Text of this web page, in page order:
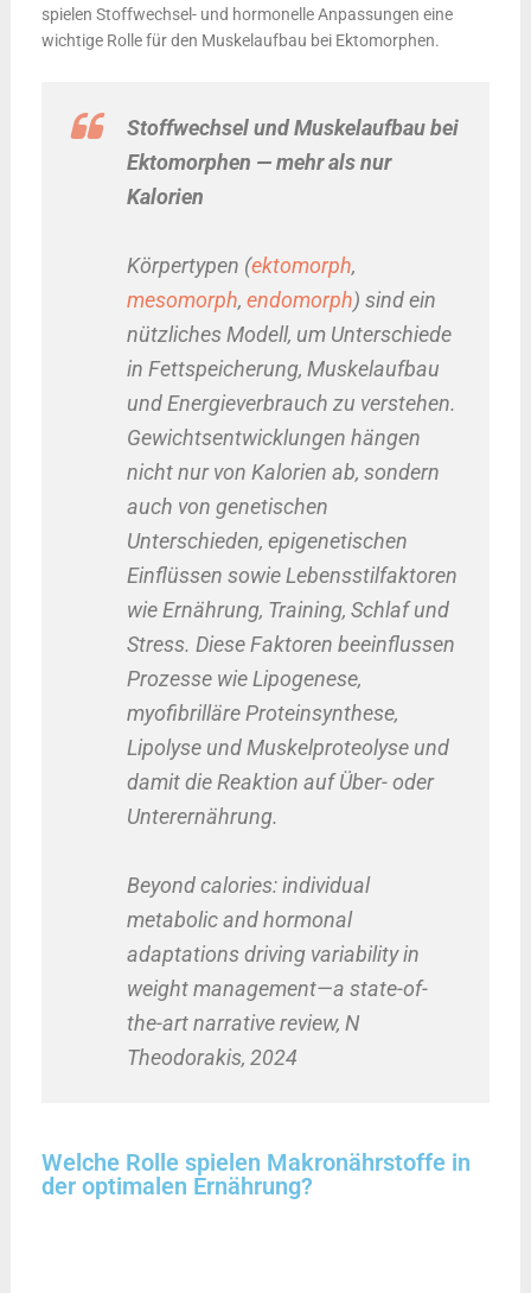
spielen Stoffwechsel- und hormonelle Anpassungen eine
wichtige Rolle für den Muskelaufbau bei Ektomorphen.
Stoffwechsel und Muskelaufbau bei
Ektomorphen — mehr als nur
Kalorien
Körpertypen (ektomorph,
mesomorph, endomorph) sind ein
nützliches Modell, um Unterschiede
in Fettspeicherung, Muskelaufbau
und Energieverbrauch zu verstehen.
Gewichtsentwicklungen hängen
nicht nur von Kalorien ab, sondern
auch von genetischen
Unterschieden, epigenetischen
Einflüssen sowie Lebensstilfaktoren
wie Ernährung, Training, Schlaf und
Stress. Diese Faktoren beeinflussen
Prozesse wie Lipogenese,
myofibrilläre Proteinsynthese,
Lipolyse und Muskelproteolyse und
damit die Reaktion auf Über- oder
Unterernährung.
Beyond calories: individual
metabolic and hormonal
adaptations driving variability in
weight management—a state-of-
the-art narrative review, N
Theodorakis, 2024
Welche Rolle spielen Makronährstoffe in
der optimalen Ernährung?